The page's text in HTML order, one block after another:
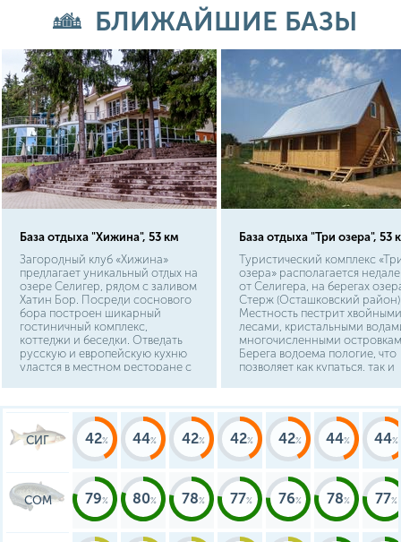
БЛИЖАЙШИЕ БАЗЫ
База отдыха "Хижина", 53 км
Загородный клуб «Хижина»
предлагает уникальный отдых на
озере Селигер, рядом с заливом
Хатин Бор. Посреди соснового
бора построен шикарный
гостиничный комплекс,
коттеджи и беседки. Отведать
русскую и европейскую кухню
удастся в местном ресторане с
База отдыха "Три озера", 53
Туристический комплекс
озера» располагается
от Селигера, на берегах
Стерж (Осташковский
Местность пестрит хвойными
лесами, кристальными
многочисленными
Берега водоема пологие, что
позволяет как купаться, так и
СИГ 42 44 42 42 42 44 44
СОМ 79 80 78 77 76 78 77